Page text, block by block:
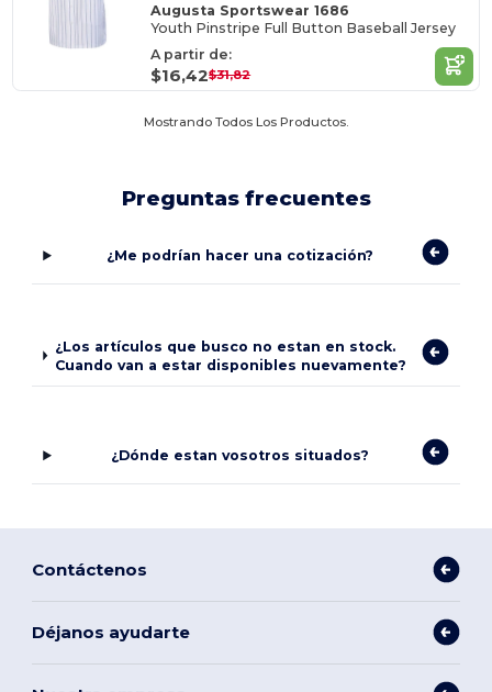
Augusta Sportswear 1686
Youth Pinstripe Full Button Baseball Jersey
A partir de:
$16,42$31,82
Mostrando Todos Los Productos.
Preguntas frecuentes
¿Me podrían hacer una cotización?
¿Los artículos que busco no estan en stock.
Cuando van a estar disponibles nuevamente?
¿Dónde estan vosotros situados?
Contáctenos
Déjanos ayudarte